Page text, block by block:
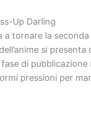
Up Darling
a tornare la
si
di
pressioni per